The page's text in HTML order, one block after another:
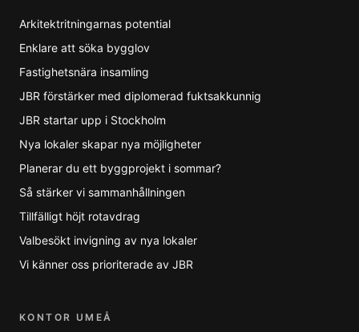
Arkitektritningarnas potential
Enklare att söka bygglov
Fastighetsnära insamling
JBR förstärker med diplomerad fuktsakkunnig
JBR startar upp i Stockholm
Nya lokaler skapar nya möjligheter
Planerar du ett byggprojekt i sommar?
Så stärker vi sammanhållningen
Tillfälligt höjt rotavdrag
Valbesökt invigning av nya lokaler
Vi känner oss prioriterade av JBR
KONTOR UMEÅ